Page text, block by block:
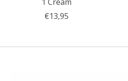
1 Cream
€13,95